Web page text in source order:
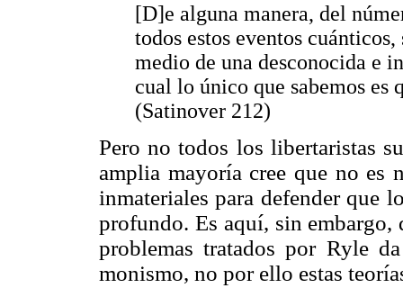
[D]e alguna manera, del
todos estos eventos
medio de una desconocida e
cual lo único que sabemos es
(Satinover 212)
Pero no todos los libertaristas
amplia mayoría cree que no es
inmateriales para defender que
profundo. Es aquí, sin embargo,
problemas tratados por Ryle
monismo, no por ello estas